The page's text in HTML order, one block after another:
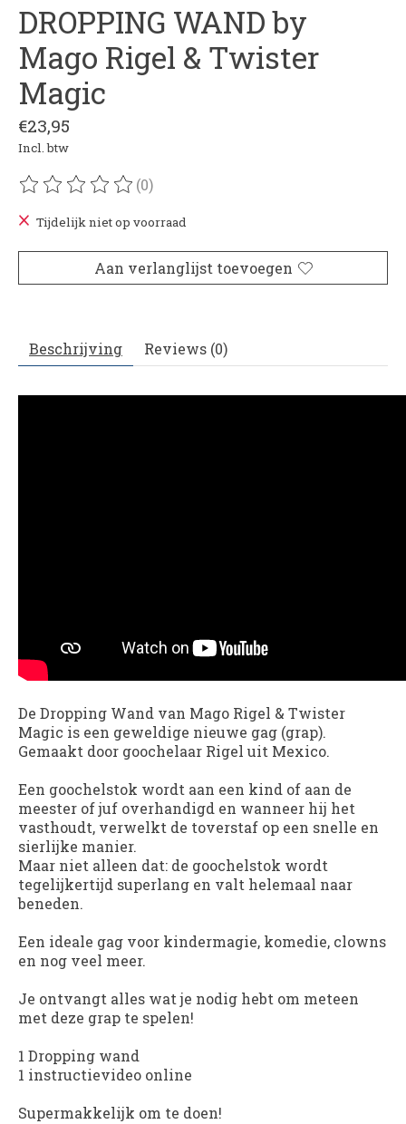
DROPPING WAND by
Mago Rigel & Twister
Magic
€23,95
Incl. btw
De beoordeling van dit product is
(0)
Tijdelijk niet op voorraad
Aan verlanglijst toevoegen
Beschrijving Reviews (0)
De Dropping Wand van Mago Rigel & Twister
Magic is een geweldige nieuwe gag (grap).
Gemaakt door goochelaar Rigel uit Mexico.
Een goochelstok wordt aan een kind of aan de
meester of juf overhandigd en wanneer hij het
vasthoudt, verwelkt de toverstaf op een snelle en
sierlijke manier.
Maar niet alleen dat: de goochelstok wordt
tegelijkertijd superlang en valt helemaal naar
beneden.
Een ideale gag voor kindermagie, komedie, clowns
en nog veel meer.
Je ontvangt alles wat je nodig hebt om meteen
met deze grap te spelen!
1 Dropping wand
1 instructievideo online
Supermakkelijk om te doen!